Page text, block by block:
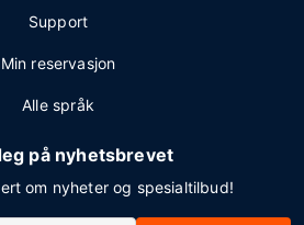
Support
Min reservasjon
Alle språk
på nyhetsbrevet
om nyheter og spesialtilbud!